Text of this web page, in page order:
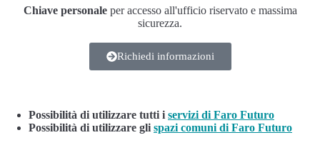
Chiave personaleper accesso all'ufficio riservato e massima
sicurezza.
Richiedi informazioni
Possibilità di utilizzare tutti i servizi di Faro Futuro
Possibilità di utilizzare gli spazi comuni di Faro Futuro